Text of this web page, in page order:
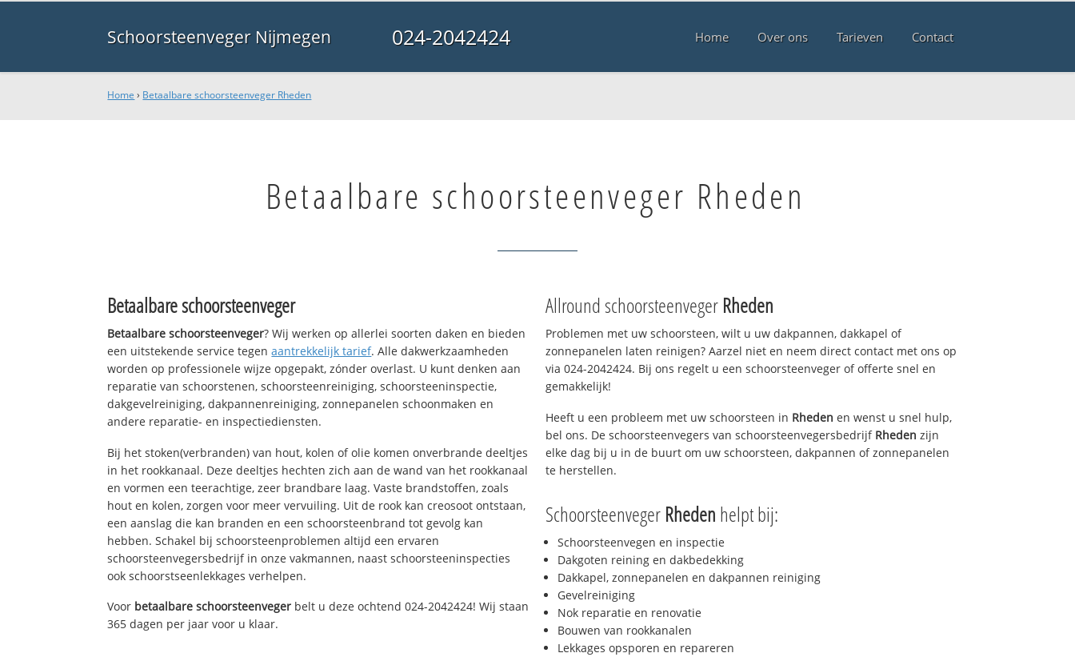
Schoorsteenveger Nijmegen 024-2042424 Home Over ons Tarieven Contact
Home › Betaalbare schoorsteenveger Rheden
Betaalbare schoorsteenveger Rheden
Betaalbare schoorsteenveger
Betaalbare schoorsteenveger? Wij werken op allerlei soorten daken en bieden
een uitstekende service tegenaantrekkelijk tarief. Alle dakwerkzaamheden
worden op professionele wijze opgepakt, zónder overlast. U kunt denken aan
reparatie van schoorstenen, schoorsteenreiniging, schoorsteeninspectie,
dakgevelreiniging, dakpannenreiniging, zonnepanelen schoonmaken en
andere reparatie- en inspectiediensten.
Bij het stoken(verbranden) van hout, kolen of olie komen onverbrande deeltjes
in het rookkanaal. Deze deeltjes hechten zich aan de wand van het rookkanaal
en vormen een teerachtige, zeer brandbare laag. Vaste brandstoffen, zoals
hout en kolen, zorgen voor meer vervuiling. Uit de rook kan creosoot ontstaan,
een aanslag die kan branden en een schoorsteenbrand tot gevolg kan
hebben. Schakel bij schoorsteenproblemen altijd een ervaren
schoorsteenvegersbedrijf in onze vakmannen, naast schoorsteeninspecties
ook schoorstseenlekkages verhelpen.
Voor betaalbare schoorsteenveger belt u deze ochtend 024-2042424! Wij staan
365 dagen per jaar voor u klaar.
Allround schoorsteenveger Rheden
Problemen met uw schoorsteen, wilt u uw dakpannen, dakkapel of
zonnepanelen laten reinigen? Aarzel niet en neem direct contact met ons op
via 024-2042424. Bij ons regelt u een schoorsteenveger of offerte snel en
gemakkelijk!
Heeft u een probleem met uw schoorsteen in Rheden en wenst u snel hulp,
bel ons. De schoorsteenvegers van schoorsteenvegersbedrijf Rheden zijn
elke dag bij u in de buurt om uw schoorsteen, dakpannen of zonnepanelen
te herstellen.
Schoorsteenveger Rheden helpt bij:
Schoorsteenvegen en inspectie
Dakgoten reining en dakbedekking
Dakkapel, zonnepanelen en dakpannen reiniging
Gevelreiniging
Nok reparatie en renovatie
Bouwen van rookkanalen
Lekkages opsporen en repareren